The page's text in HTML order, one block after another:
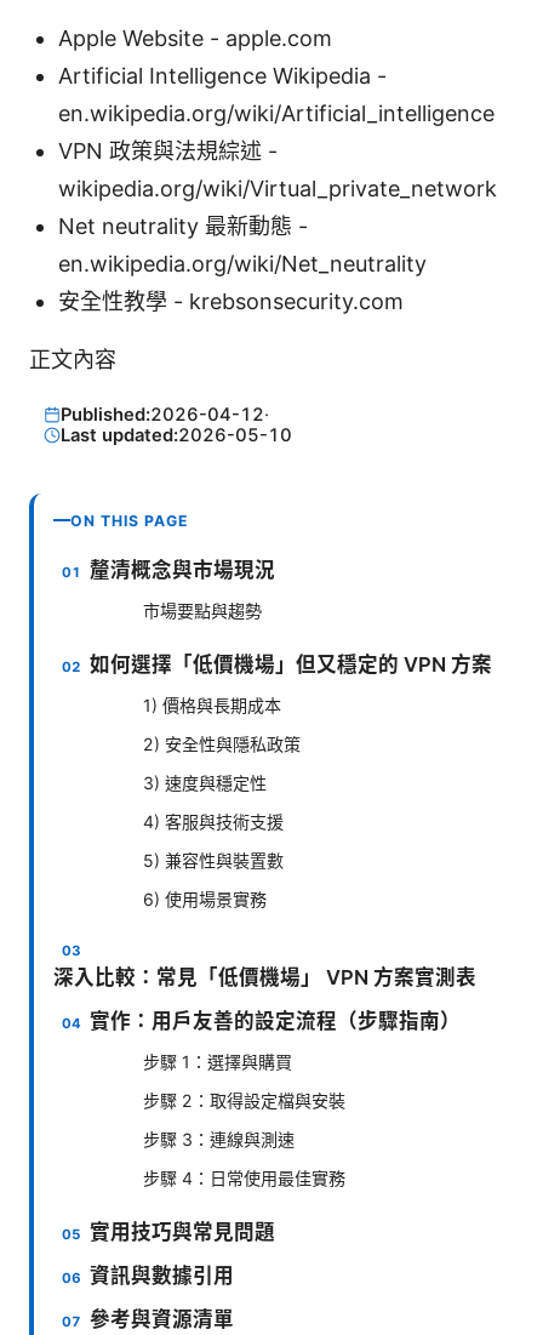
Apple Website - apple.com
Artificial Intelligence Wikipedia -
en.wikipedia.org/wiki/Artificial_intelligence
VPN 政策與法規綜述 -
wikipedia.org/wiki/Virtual_private_network
Net neutrality 最新動態 -
en.wikipedia.org/wiki/Net_neutrality
安全性教學 - krebsonsecurity.com
正文內容
Published:2026-04-12·
Last updated:2026-05-10
ON THIS PAGE
釐清概念與市場現況
市場要點與趨勢
如何選擇「低價機場」但又穩定的 VPN 方案
1) 價格與長期成本
2) 安全性與隱私政策
3) 速度與穩定性
4) 客服與技術支援
5) 兼容性與裝置數
6) 使用場景實務
深入比較：常見「低價機場」 VPN 方案實測表
實作：用戶友善的設定流程（步驟指南）
步驟 1：選擇與購買
步驟 2：取得設定檔與安裝
步驟 3：連線與測速
步驟 4：日常使用最佳實務
實用技巧與常見問題
資訊與數據引用
參考與資源清單